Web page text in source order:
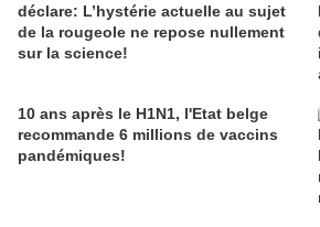
déclare: L’hystérie actuelle au sujet
de la rougeole ne repose nullement
sur la science!
10 ans après le H1N1, l'Etat belge
recommande 6 millions de vaccins
pandémiques!